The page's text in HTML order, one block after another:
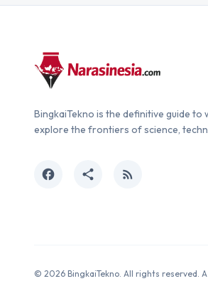
BingkaiTekno is the definitive guide to
explore the frontiers of science,
facebook share rss_feed
© 2026 BingkaiTekno. All rights reserved. A